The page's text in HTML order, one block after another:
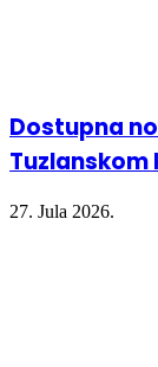
Dostupna
27. Jula 2026.